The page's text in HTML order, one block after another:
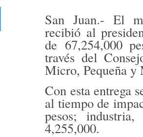
San Juan.- El
recibió al
de 67,254,000
través del
Micro, Pequeña
Con esta entrega
al tiempo de
pesos;industria,
4,255,000.